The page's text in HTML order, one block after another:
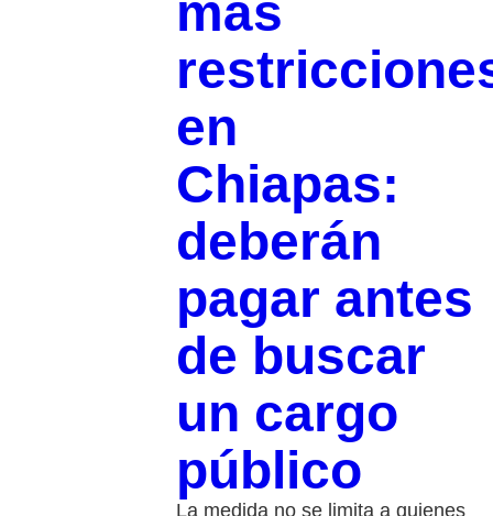
más
en
Chiapas:
deberán
pagar antes
de buscar
un cargo
público
La medida no se limita a quienes